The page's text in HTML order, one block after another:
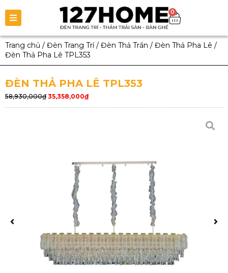
0
Trang chủ / Đèn Trang Trí/ Đèn Thả Trần / Đèn Thả Pha Lê /
Đèn Thả Pha Lê TPL353
ĐÈN THẢ PHA LÊ TPL353
58,930,000₫ 35,358,000₫